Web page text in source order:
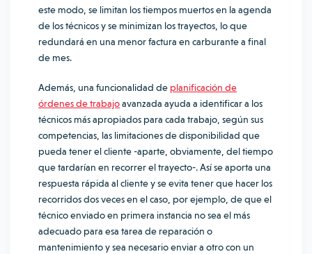
este modo, se limitan los tiempos muertos en la agenda
de los técnicos y se minimizan los trayectos, lo que
redundará en una menor factura en carburante a final
de mes.
Además, una funcionalidad de planificación de
órdenes de trabajoavanzada ayuda a identificar a los
técnicos más apropiados para cada trabajo, según sus
competencias, las limitaciones de disponibilidad que
pueda tener el cliente -aparte, obviamente, del tiempo
que tardarían en recorrer el trayecto-. Así se aporta una
respuesta rápida al cliente y se evita tener que hacer los
recorridos dos veces en el caso, por ejemplo, de que el
técnico enviado en primera instancia no sea el más
adecuado para esa tarea de reparación o
mantenimiento y sea necesario enviar a otro con un